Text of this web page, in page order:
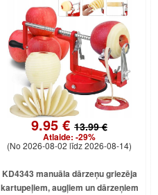
9.95 € 13.99 €
Atlaide: -29%
(No 2026-08-02 līdz 2026-08-14)
KD4343 manuāla dārzeņu griezēja
kartupeļiem, augļiem un dārzeņiem